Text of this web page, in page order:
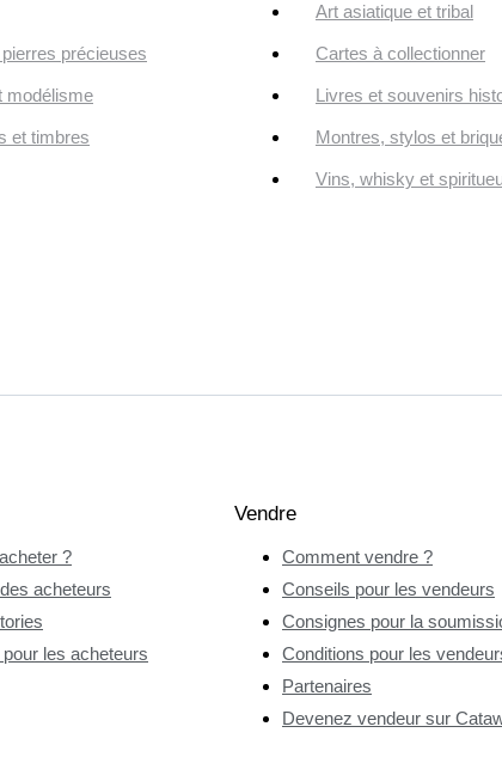
Art asiatique et tribal
précieuses Cartes à collectionner
modélisme Livres et souvenirs
et timbres Montres, stylos et
Vins, whisky et
?
acheteurs
les acheteurs
Vendre
Comment vendre ?
Conseils pour les vendeurs
Consignes pour la
Conditions pour les
Partenaires
Devenez vendeur sur